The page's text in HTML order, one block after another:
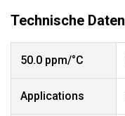
50.0 ppm/°C
Applications